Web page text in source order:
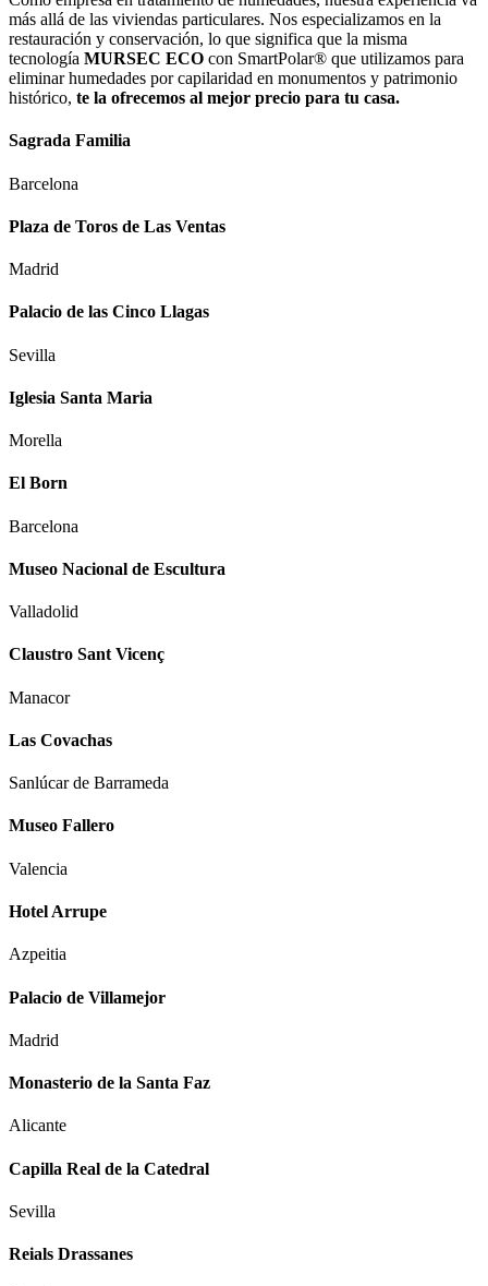
más allá de las viviendas particulares. Nos especializamos en la
restauración y conservación, lo que significa que la misma
tecnología MURSEC ECO con SmartPolar® que utilizamos para
eliminar humedades por capilaridad en monumentos y patrimonio
histórico, te la ofrecemos al mejor precio para tu casa.
Sagrada Familia
Barcelona
Plaza de Toros de Las Ventas
Madrid
Palacio de las Cinco Llagas
Sevilla
Iglesia Santa Maria
Morella
El Born
Barcelona
Museo Nacional de Escultura
Valladolid
Claustro Sant Vicenç
Manacor
Las Covachas
Sanlúcar de Barrameda
Museo Fallero
Valencia
Hotel Arrupe
Azpeitia
Palacio de Villamejor
Madrid
Monasterio de la Santa Faz
Alicante
Capilla Real de la Catedral
Sevilla
Reials Drassanes